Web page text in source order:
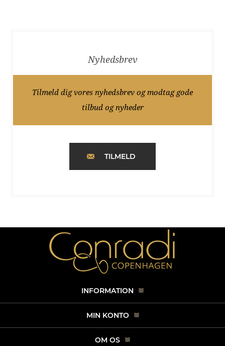
Nyhedsbrev
Tilmeld dig vores nyhedsbrev og modtag gode
tilbud og nyheder
TILMELD
INFORMATION
MIN KONTO
OM OS